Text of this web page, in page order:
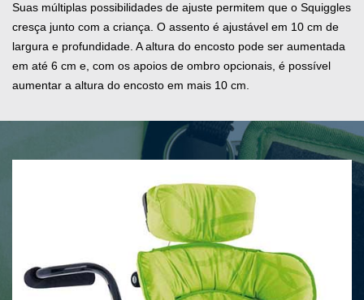
Suas múltiplas possibilidades de ajuste permitem que o Squiggles
cresça junto com a criança. O assento é ajustável em 10 cm de
largura e profundidade. A altura do encosto pode ser aumentada
em até 6 cm e, com os apoios de ombro opcionais, é possível
aumentar a altura do encosto em mais 10 cm.